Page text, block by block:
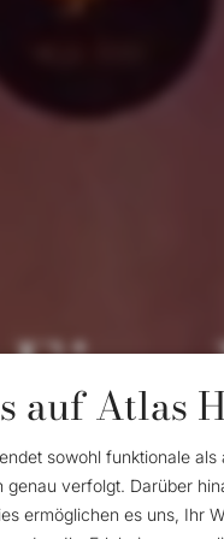
Hotel Atlas ist der
zu
auf Atlas
sowohl funktionale
genau verfolgt. Darüber
ermöglichen es uns, Ihr